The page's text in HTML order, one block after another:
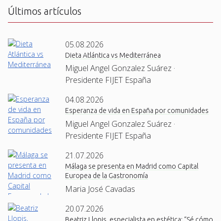
Últimos artículos
05.08.2026
Dieta Atlántica vs Mediterránea
Miguel Angel Gonzalez Suárez ·
Presidente FIJET España
04.08.2026
Esperanza de vida en España por comunidades
Miguel Angel Gonzalez Suárez ·
Presidente FIJET España
21.07.2026
Málaga se presenta en Madrid como Capital
Europea de la Gastronomía
Maria José Cavadas
20.07.2026